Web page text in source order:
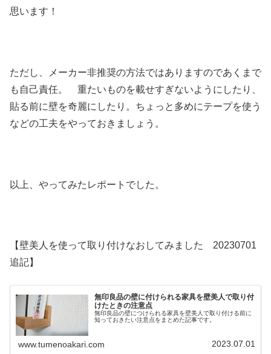
思います！
ただし、メーカー非推奨の方法ではありますのであくまで
も自己責任。 重たいものを載せすぎないようにしたり、
貼る前に壁を奇麗にしたり。ちょっと多めにテープを使う
などの工夫をやっておきましょう。
以上、やってみたレポートでした。
【壁美人を使って取り付けなおしてみました 20230701
追記】
無印良品の壁に付けられる家具を壁美人で取り付
けたときの注意点
無印良品の壁につけられる家具を壁美人で取り付ける前に
知っておきたい注意点をまとめた記事です。
www.tumenoakari.com 2023.07.01